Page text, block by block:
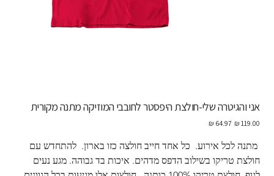
אני והגיטרה שלי-חולצת היפסטר לחובבי המוזיקה מתנה מקורית
מחיר
מחיר
‏64.97 ‏₪
מתנה לכל אירוע.  כל אחד חייב חולצה כזו בארון.  להתחדש עם
חולצת טריקו בשילוב הדפס מדהים. איכות בד גבוהה. מגע נעים